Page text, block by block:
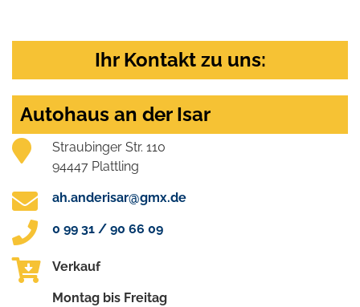
Ihr Kontakt zu uns:
Autohaus an der Isar
Straubinger Str. 110
94447 Plattling
ah.anderisar@gmx.de
0 99 31 / 90 66 09
Verkauf
Montag bis Freitag